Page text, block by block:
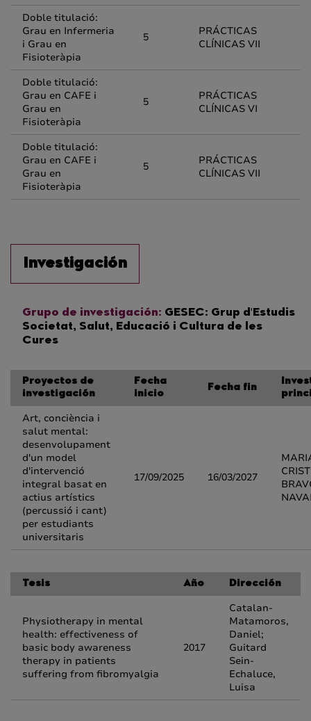
Doble titulació:
Grau en Infermeria
i Grau en
Fisioteràpia
5
PRÁCTICAS
CLÍNICAS VII
Doble titulació:
Grau en CAFE i
Grau en
Fisioteràpia
5
PRÁCTICAS
CLÍNICAS VI
Doble titulació:
Grau en CAFE i
Grau en
Fisioteràpia
5
PRÁCTICAS
CLÍNICAS VII
Investigación
Grupo de investigación: GESEC: Grup d'Estudis
Societat, Salut, Educació i Cultura de les
Cures
Proyectos de
investigación
Fecha
inicio
Fecha fin
Art, conciència i
salut mental:
desenvolupament
d'un model
d'intervenció
integral basat en
actius artístics
(percussió i cant)
per estudiants
universitaris
17/09/2025 16/03/2027
Tesis Año Dirección
Physiotherapy in mental
health: effectiveness of
basic body awareness
therapy in patients
suffering from fibromyalgia
2017
Catalan-
Matamoros,
Daniel;
Guitard
Sein-
Echaluce,
Luisa